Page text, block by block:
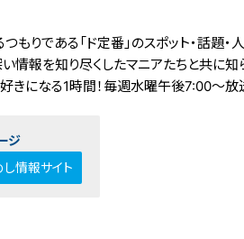
もりである「ド定番」のスポット・話題
情報を知り尽くしたマニアたちと共に
きになる1時間！毎週水曜午後7:00～放
ジ
情報サイト